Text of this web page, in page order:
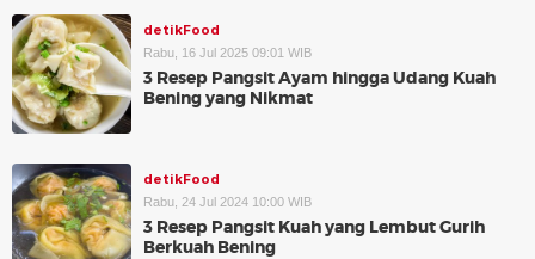
detikFood
Rabu, 16 Jul 2025 09:01 WIB
3 Resep Pangsit Ayam hingga Udang Kuah
Bening yang Nikmat
detikFood
Rabu, 24 Jul 2024 10:00 WIB
3 Resep Pangsit Kuah yang Lembut Gurih
Berkuah Bening